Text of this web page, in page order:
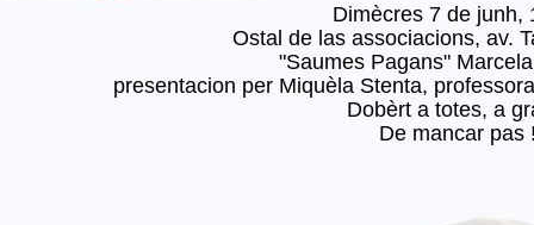
Dimècres 7 de junh,
Ostal de las associacions, av.
"Saumes Pagans"
presentacion per Miquèla Stenta,
Dobèrt a totes, a
De mancar pas